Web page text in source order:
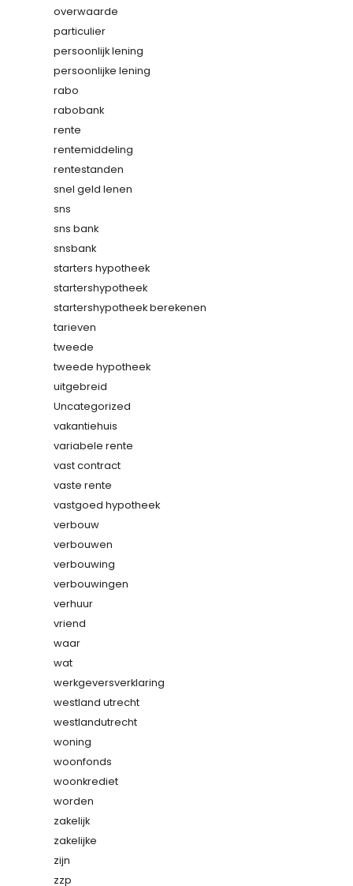
overwaarde
particulier
persoonlijk lening
persoonlijke lening
rabo
rabobank
rente
rentemiddeling
rentestanden
snel geld lenen
sns
sns bank
snsbank
starters hypotheek
startershypotheek
startershypotheek berekenen
tarieven
tweede
tweede hypotheek
uitgebreid
Uncategorized
vakantiehuis
variabele rente
vast contract
vaste rente
vastgoed hypotheek
verbouw
verbouwen
verbouwing
verbouwingen
verhuur
vriend
waar
wat
werkgeversverklaring
westland utrecht
westlandutrecht
woning
woonfonds
woonkrediet
worden
zakelijk
zakelijke
zijn
zzp